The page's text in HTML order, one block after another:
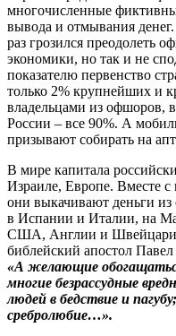
многочисленные
вывода и отмывания
раз грозился преодолеть
экономики, но так и не
показателю первенство
только 2% крупнейших и
владельцами из офшоров,
России – все 90%. А
призывают собирать на
В мире капитала
Израиле, Европе. Вместе
они выкачивают деньги
в Испании и Италии, на
США, Англии и
библейский апостол
«А желающие
многие безрассудные
людей в бедствие и
сребролюбие…».